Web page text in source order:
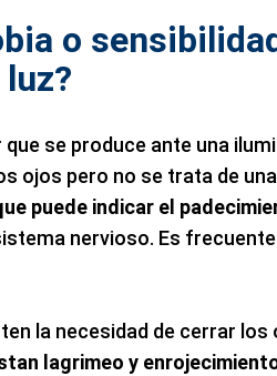
o
luz?
se produce ante una
ojos pero no se trata de una
puede indicar el
nervioso. Es frecuente
la necesidad de cerrar los
lagrimeo y